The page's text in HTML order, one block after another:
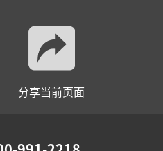
分享当前页面